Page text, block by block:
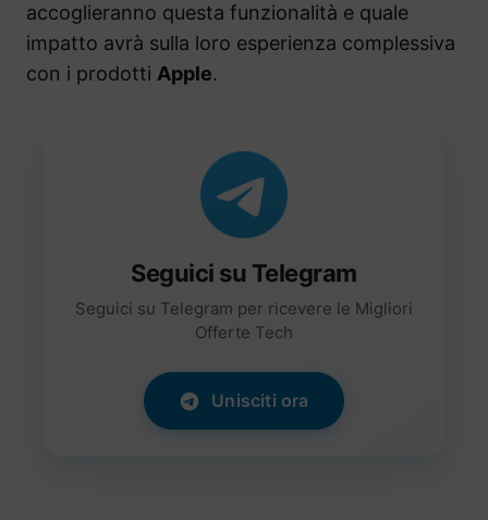
accoglieranno questa funzionalità e quale
impatto avrà sulla loro esperienza complessiva
con i prodotti Apple.
Seguici su Telegram
Seguici su Telegram per ricevere le Migliori
Offerte Tech
Unisciti ora